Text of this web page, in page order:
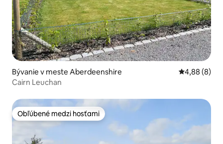
Bývanie v meste Aberdeenshire Priemerné
4,88 (8)
Cairn Leuchan
Obľúbené medzi hosťami
Obľúbené medzi hosťami